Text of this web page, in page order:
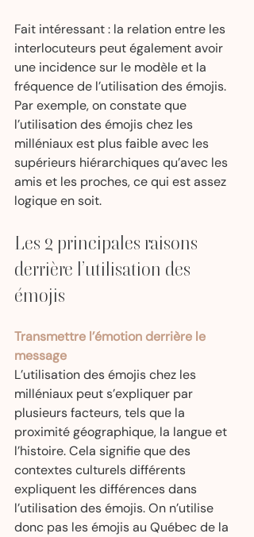
Fait intéressant : la relation entre les
interlocuteurs peut également avoir
une incidence sur le modèle et la
fréquence de l’utilisation des émojis.
Par exemple, on constate que
l’utilisation des émojis chez les
milléniaux est plus faible avec les
supérieurs hiérarchiques qu’avec les
amis et les proches, ce qui est assez
logique en soit.
Les 2 principales raisons
derrière l’utilisation des
émojis
Transmettre l’émotion derrière le
message
L’utilisation des émojis chez les
milléniaux peut s’expliquer par
plusieurs facteurs, tels que la
proximité géographique, la langue et
l’histoire. Cela signifie que des
contextes culturels différents
expliquent les différences dans
l’utilisation des émojis. On n’utilise
donc pas les émojis au Québec de la